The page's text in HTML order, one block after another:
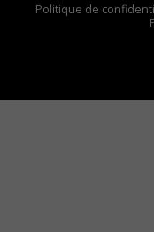
Politique de